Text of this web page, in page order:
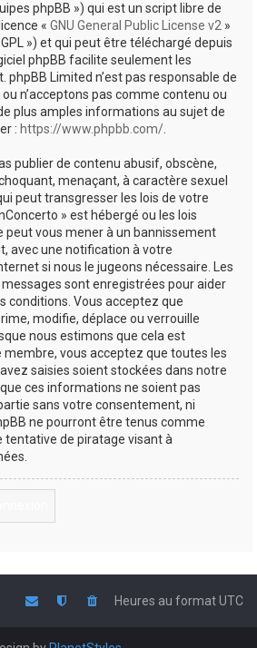
phpBB ») qui est un script libre de
« GNU General Public License v2 »
») et qui peut être téléchargé depuis
phpBB facilite seulement les
phpBB Limited n’est pas responsable de
n’acceptons pas comme contenu ou
plus amples informations au sujet de
: https://www.phpbb.com/.
publier de contenu abusif, obscène,
menaçant, à caractère sexuel
peut transgresser les lois de votre
» est hébergé ou les lois
peut vous mener à un bannissement
avec une notification à votre
si nous le jugeons nécessaire. Les
sont enregistrées pour aider
conditions. Vous acceptez que
modifie, déplace ou verrouille
nous estimons que cela est
membre, vous acceptez que toutes les
saisies soient stockées dans notre
ces informations ne soient pas
sans votre consentement, ni
ne pourront être tenus comme
tentative de piratage visant à
Heures au formatUTC